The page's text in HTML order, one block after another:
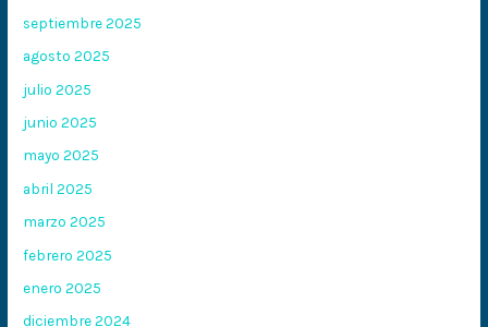
septiembre 2025
agosto 2025
julio 2025
junio 2025
mayo 2025
abril 2025
marzo 2025
febrero 2025
enero 2025
diciembre 2024